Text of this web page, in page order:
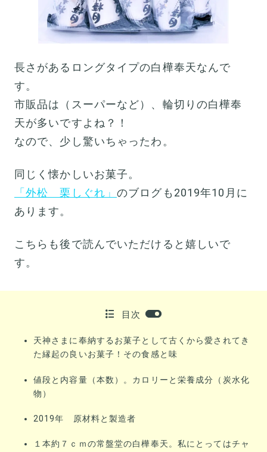
長さがあるロングタイプの白樺奉天なんで
す。
市販品は（スーパーなど）、輪切りの白樺奉
天が多いですよね？！
なので、少し驚いちゃったわ。
同じく懐かしいお菓子。
「外松 栗しぐれ」のブログも2019年10月に
あります。
こちらも後で読んでいただけると嬉しいで
す。
目次
天神さまに奉納するお菓子として古くから愛されてき
た縁起の良いお菓子！その食感と味
値段と内容量（本数）。カロリーと栄養成分（炭水化
物）
2019年 原材料と製造者
１本約７ｃｍの常盤堂の白樺奉天。私にとってはチャ